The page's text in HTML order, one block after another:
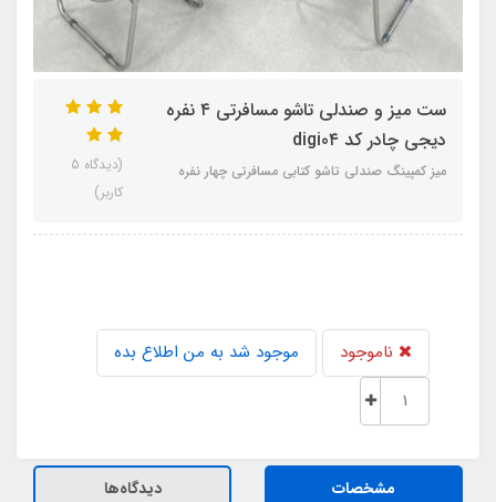
ست میز و صندلی تاشو مسافرتی ۴ نفره
دیجی چادر کد digi0۴
میز کمپینگ صندلی تاشو کتابی مسافرتی چهار نفره
(دیدگاه 5
کاربر)
ناموجود موجود شد به من اطلاع بده
مشخصات دیدگاه‌ها